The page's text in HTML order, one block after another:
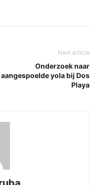
Next article
Onderzoek naar
aangespoelde yola bij Dos
Playa